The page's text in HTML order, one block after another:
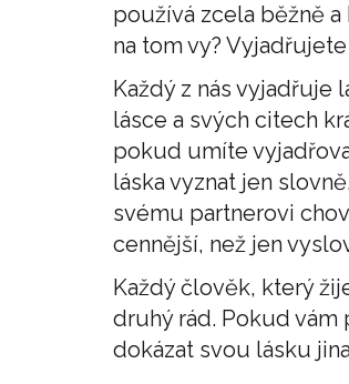
používá zcela běžně
na tom vy?
Každý z nás vyjadřuje
lásce a svých citech
pokud umíte
láska vyznat jen
svému partnerovi
cennější, než jen
Každý člověk, který
druhý rád. Pokud vám
dokázat svou lásku